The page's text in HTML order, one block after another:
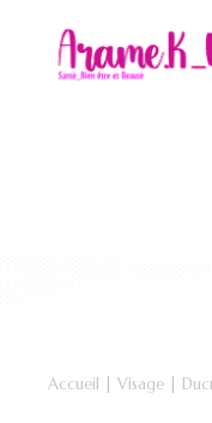
Accueil Visage |